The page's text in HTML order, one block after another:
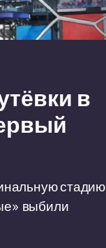
в
стадию
выбили